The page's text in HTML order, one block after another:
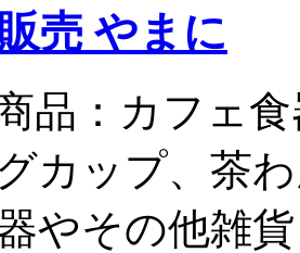
売 やまに
品：カフェ
カップ、茶
やその他雑貨